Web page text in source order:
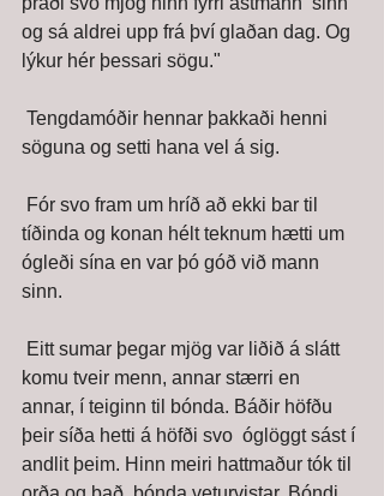
og sá aldrei upp frá því glaðan dag. Og
lýkur hér þessari sögu."
söguna og setti hana vel á sig.
tíðinda og konan hélt teknum hætti um
ógleði sína en var þó góð við mann
sinn.
komu tveir menn, annar stærri en
annar, í teiginn til bónda. Báðir höfðu
þeir síða hetti á höfði svo  óglöggt sást í
andlit þeim. Hinn meiri hattmaður tók til